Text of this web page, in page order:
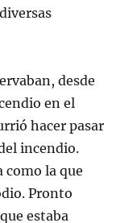
desde
en el
hacer pasar
incendio.
la que
Pronto
estaba